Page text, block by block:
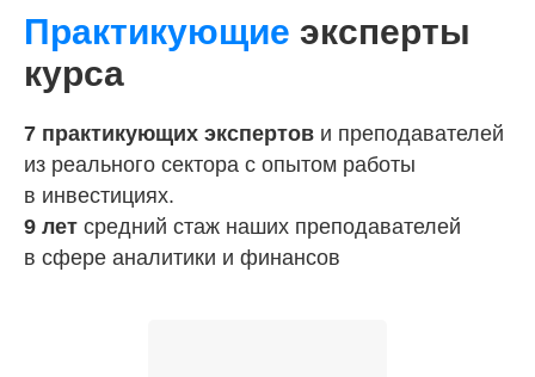
Практикующие эксперты
курса
7 практикующих экспертов и преподавателей
из реального сектора с опытом работы
в инвестициях.
9 лет средний стаж наших преподавателей
в сфере аналитики и финансов